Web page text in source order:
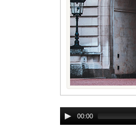
Audio
Player
00:00